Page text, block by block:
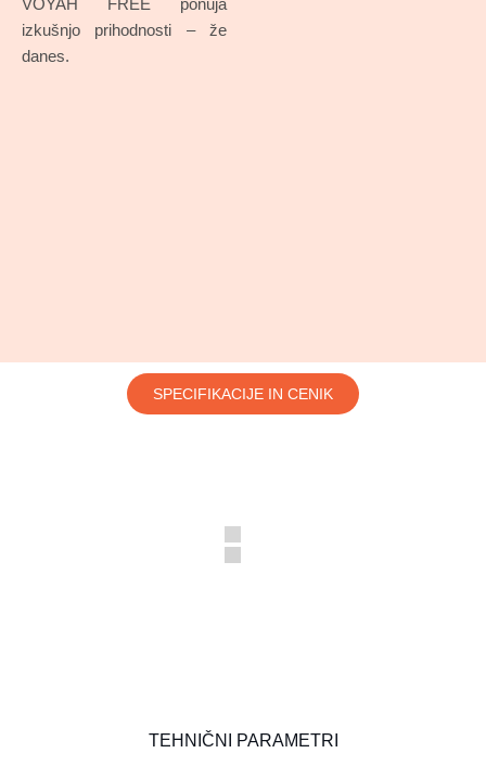
VOYAH FREE ponuja
izkušnjo prihodnosti – že
danes.
SPECIFIKACIJE IN CENIK
TEHNIČNI PARAMETRI